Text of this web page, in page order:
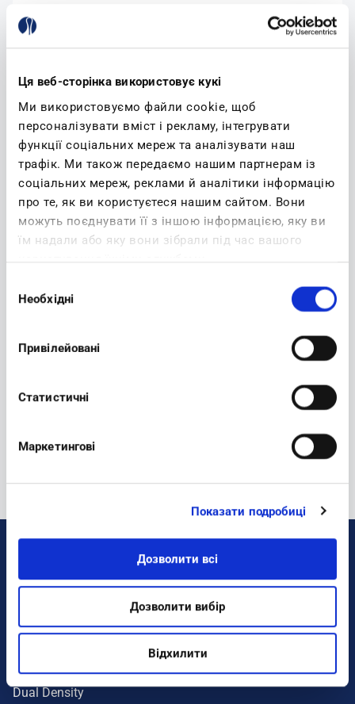
Ця веб-сторінка використовує кукі
Ми використовуємо файли cookie, щоб
персоналізувати вміст і рекламу, інтегрувати
функції соціальних мереж та аналізувати наш
трафік. Ми також передаємо нашим партнерам із
соціальних мереж, реклами й аналітики інформацію
про те, як ви користуєтеся нашим сайтом. Вони
можуть поєднувати її з іншою інформацією, яку ви
їм надали або яку вони зібрали під час вашого
згоди
Необхідні
Привілейовані
Статистичні
Маркетингові
Показати подробиці
Дозволити всі
Дозволити вибір
Відхилити
YOUR PASSWORD
Password:
Confirm password:
Colorati
Dual Density